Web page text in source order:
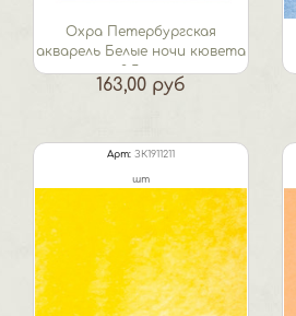
Охра Петербургская
акварель Белые ночи кювета
2,5 мл
163,00 руб
Арт: ЗК1911211
шт